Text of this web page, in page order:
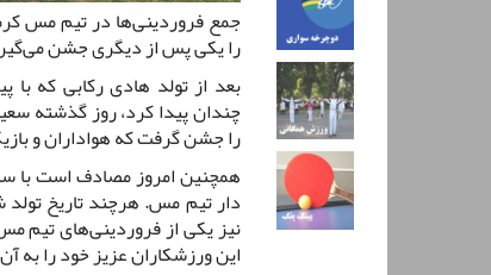
جمع فروردینی‌ها در تیم مس
را یکی پس از دیگری جشن
بعد از تولد هادی رکابی که با
چندان پیدا کرد، روز گذشته
را جشن گرفت که هواداران و
همچنین امروز مصادف است با
دار تیم مس. هرچند تاریخ
نیز یکی از فروردینی‌های تیم
این ورزشکاران عزیز خود را به